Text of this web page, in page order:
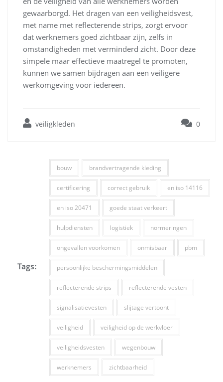
gewaarborgd. Het dragen van een veiligheidsvest,
met name met reflecterende strips, zorgt ervoor
dat werknemers goed zichtbaar zijn, zelfs in
omstandigheden met verminderd zicht. Door deze
simpele maar effectieve maatregel te promoten,
kunnen we samen bijdragen aan een veiligere
werkomgeving voor iedereen.
veiligkleden 0
Tags:
bouw brandvertragende kleding
certificering correct gebruik en iso 14116
en iso 20471 goede staat verkeert
hulpdiensten logistiek normeringen
ongevallen voorkomen onmisbaar pbm
persoonlijke beschermingsmiddelen
reflecterende strips reflecterende vesten
signalisatievesten slijtage vertoont
veiligheid veiligheid op de werkvloer
veiligheidsvesten wegenbouw
werknemers zichtbaarheid